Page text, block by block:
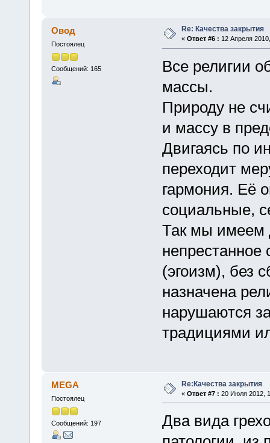
Овод
Постоялец
Сообщений: 165
Re: Качества закрытия
« Ответ #6 : 12 Апреля
Все религии
массы.
Природу не
и массу в
Двигаясь по
переходит
гармония. Её
социальные,
Так мы имеем
(эгоизм), без
назначена
нарушаются
традициями
MEGA
Постоялец
Сообщений: 197
Re:Качества закрытия
« Ответ #7 : 20 Июля 2012,
Два вида